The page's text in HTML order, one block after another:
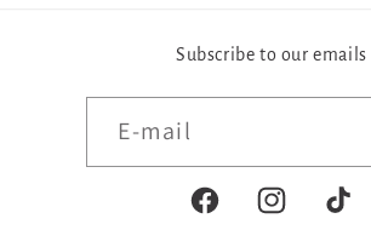
Subscribe to our emails
E‑mail
FacebookInstagramTikTok